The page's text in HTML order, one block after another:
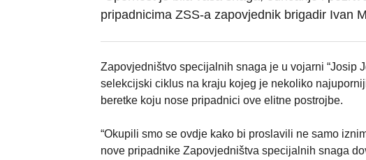
pripadnicima ZSS-a zapovjednik brigadir Ivan
Zapovjedništvo specijalnih snaga je u vojarni “Josip
selekcijski ciklus na kraju kojeg je nekoliko
beretke koju nose pripadnici ove elitne postrojbe.
“Okupili smo se ovdje kako bi proslavili ne samo
nove pripadnike Zapovjedništva specijalnih snaga